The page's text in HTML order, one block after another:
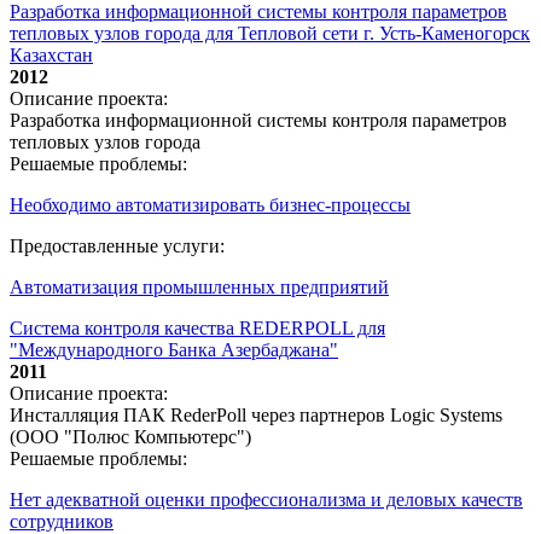
Разработка информационной системы контроля параметров
тепловых узлов города для Тепловой сети г. Усть-Каменогорск
Казахстан
2012
Описание проекта:
Разработка информационной системы контроля параметров
тепловых узлов города
Решаемые проблемы:
Необходимо автоматизировать бизнес-процессы
Предоставленные услуги:
Автоматизация промышленных предприятий
Система контроля качества REDERPOLL для
"Международного Банка Азербаджана"
2011
Описание проекта:
Инсталляция ПАК RederPoll через партнеров Logic Systems
(ООО "Полюс Компьютерс")
Решаемые проблемы:
Нет адекватной оценки профессионализма и деловых качеств
сотрудников